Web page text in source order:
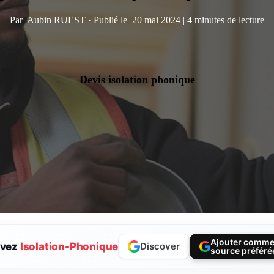
ParAubin RUEST · Publié le 20 mai 2024 | 4 minutes de lecture
Devis isolation phonique
Isolation-Phonique Discover
Ajouter comme
source